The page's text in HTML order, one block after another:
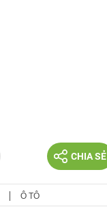
CHIA SẺ
Ô TÔ